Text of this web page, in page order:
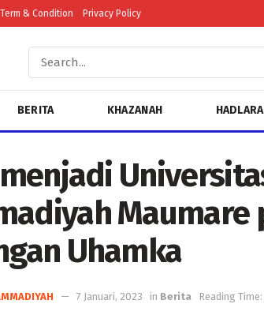
Term & Condition Privacy Policy
BERITA KHAZANAH
Maumare
Uhamka
7 Januari, 2023 in Berita Reading